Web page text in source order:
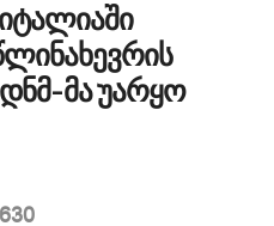
მა უარყო